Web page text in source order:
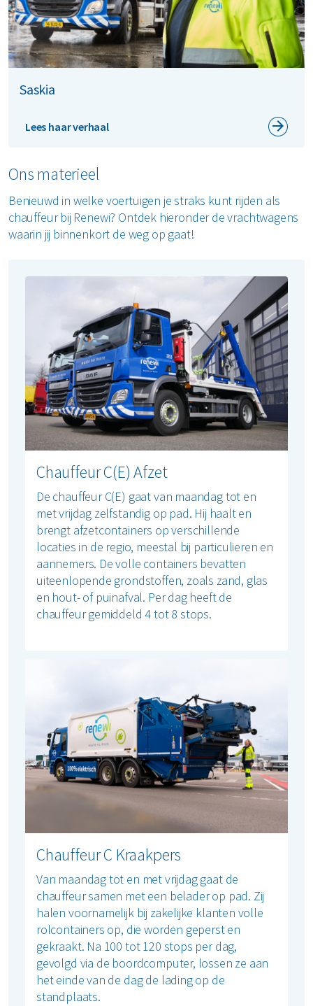
Saskia
Lees haar verhaal
Ons materieel
Benieuwd in welke voertuigen je straks kunt rijden als
chauffeur bij Renewi? Ontdek hieronder de vrachtwagens
waarin jij binnenkort de weg op gaat!
Chauffeur C(E) Afzet
De chauffeur C(E) gaat van maandag tot en
met vrijdag zelfstandig op pad. Hij haalt en
brengt afzetcontainers op verschillende
locaties in de regio, meestal bij particulieren en
aannemers. De volle containers bevatten
uiteenlopende grondstoffen, zoals zand, glas
en hout- of puinafval. Per dag heeft de
chauffeur gemiddeld 4 tot 8 stops.
Chauffeur C Kraakpers
Van maandag tot en met vrijdag gaat de
chauffeur samen met een belader op pad. Zij
halen voornamelijk bij zakelijke klanten volle
rolcontainers op, die worden geperst en
gekraakt. Na 100 tot 120 stops per dag,
gevolgd via de boordcomputer, lossen ze aan
het einde van de dag de lading op de
standplaats.